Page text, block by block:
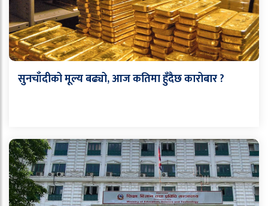
सुनचाँदीको मूल्य बढ्यो, आज कतिमा हुँदैछ कारोबार ?